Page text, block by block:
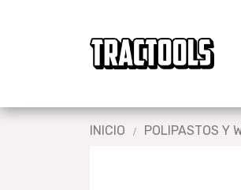
INICIO POLIPASTOS Y